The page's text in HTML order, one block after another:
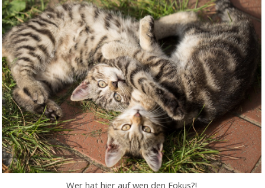
Wer hat hier auf wen den Fokus?!